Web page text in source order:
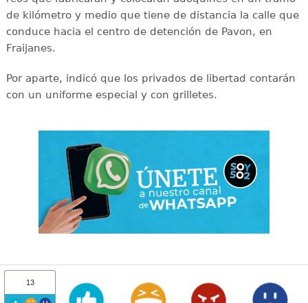
de kilómetro y medio que tiene de distancia la calle que
conduce hacia el centro de detención de Pavon, en
Fraijanes.
Por aparte, indicó que los privados de libertad contarán
con un uniforme especial y con grilletes.
13